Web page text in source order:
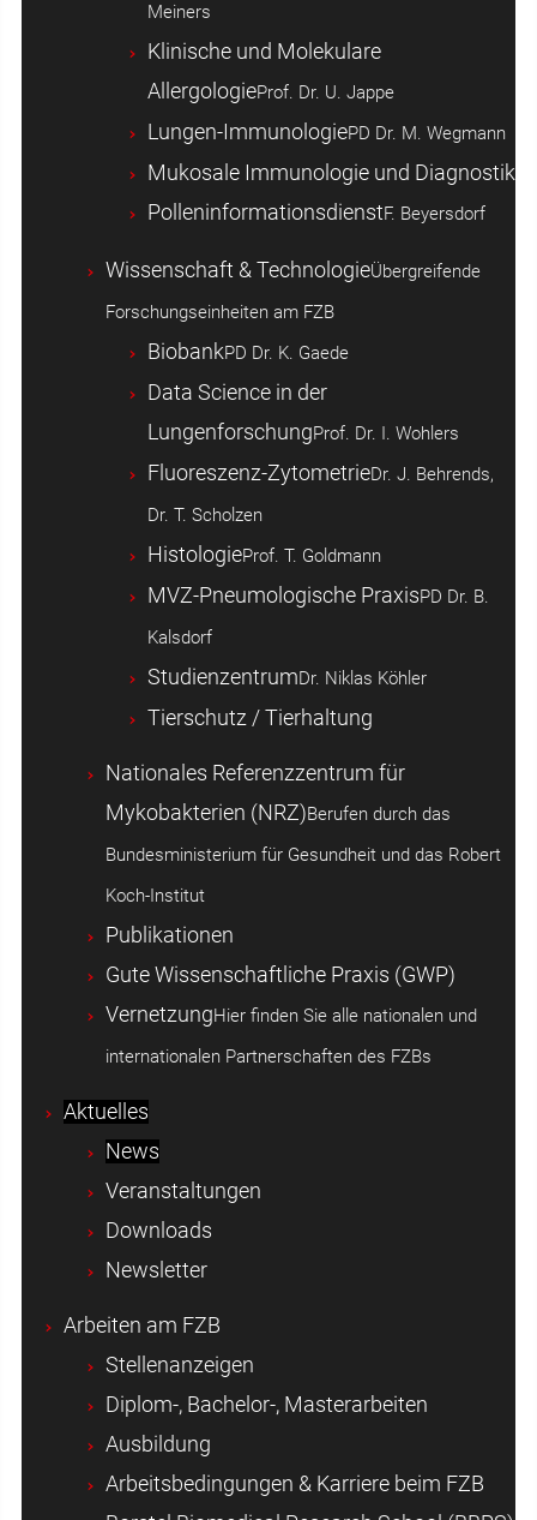
Meiners
Klinische und Molekulare
AllergologieProf. Dr. U. Jappe
Lungen-ImmunologiePD Dr. M. Wegmann
Mukosale Immunologie und Diagnostik
PolleninformationsdienstF. Beyersdorf
Wissenschaft & TechnologieÜbergreifende
Forschungseinheiten am FZB
BiobankPD Dr. K. Gaede
Data Science in der
LungenforschungProf. Dr. I. Wohlers
Fluoreszenz-ZytometrieDr. J. Behrends,
Dr. T. Scholzen
HistologieProf. T. Goldmann
MVZ-Pneumologische PraxisPD Dr. B.
Kalsdorf
StudienzentrumDr. Niklas Köhler
Tierschutz / Tierhaltung
Nationales Referenzzentrum für
Mykobakterien (NRZ)Berufen durch das
Bundesministerium für Gesundheit und das Robert
Koch-Institut
Publikationen
Gute Wissenschaftliche Praxis (GWP)
VernetzungHier finden Sie alle nationalen und
internationalen Partnerschaften des FZBs
Aktuelles
News
Veranstaltungen
Downloads
Newsletter
Arbeiten am FZB
Stellenanzeigen
Diplom-, Bachelor-, Masterarbeiten
Ausbildung
Arbeitsbedingungen & Karriere beim FZB